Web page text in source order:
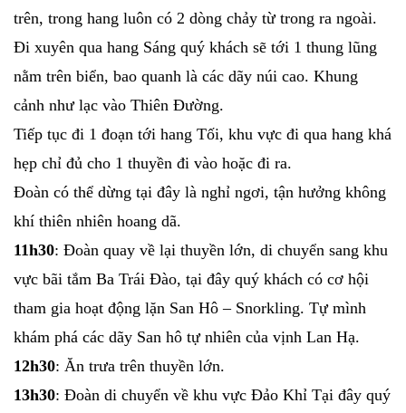
trên, trong hang luôn có 2 dòng chảy từ trong ra ngoài.
Đi xuyên qua hang Sáng quý khách sẽ tới 1 thung lũng
nằm trên biển, bao quanh là các dãy núi cao. Khung
cảnh như lạc vào Thiên Đường.
Tiếp tục đi 1 đoạn tới hang Tối, khu vực đi qua hang khá
hẹp chỉ đủ cho 1 thuyền đi vào hoặc đi ra.
Đoàn có thể dừng tại đây là nghỉ ngơi, tận hưởng không
khí thiên nhiên hoang dã.
11h30: Đoàn quay về lại thuyền lớn, di chuyển sang khu
vực bãi tắm Ba Trái Đào, tại đây quý khách có cơ hội
tham gia hoạt động lặn San Hô – Snorkling. Tự mình
khám phá các dãy San hô tự nhiên của vịnh Lan Hạ.
12h30: Ăn trưa trên thuyền lớn.
13h30: Đoàn di chuyển về khu vực Đảo Khỉ Tại đây quý